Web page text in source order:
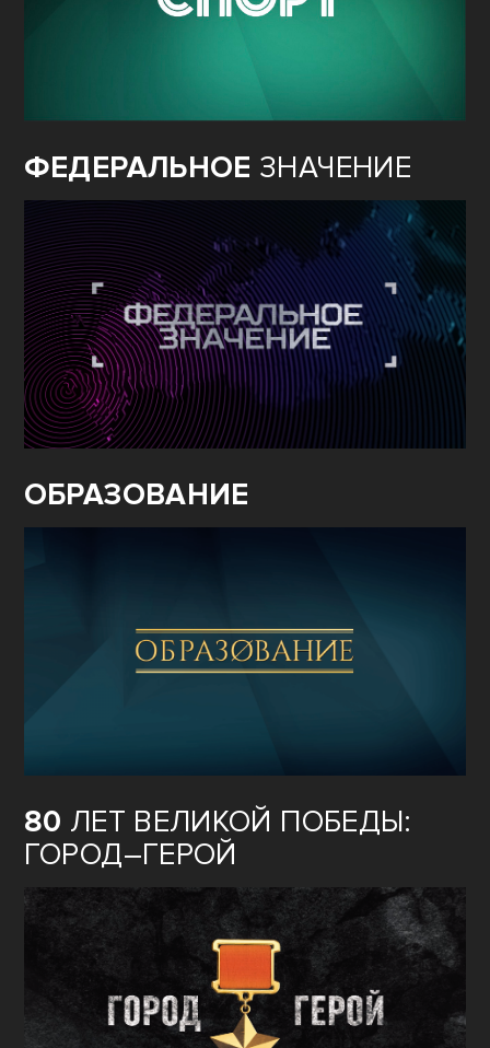
ФЕДЕРАЛЬНОЕ ЗНАЧЕНИЕ
ОБРАЗОВАНИЕ
80 ЛЕТ ВЕЛИКОЙ ПОБЕДЫ:
ГОРОД–ГЕРОЙ